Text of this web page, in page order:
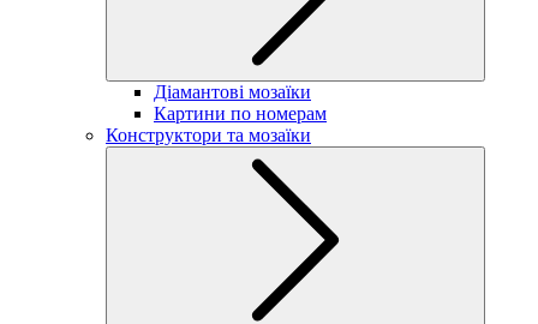
Діамантові мозаїки
Картини по номерам
Конструктори та мозаїки